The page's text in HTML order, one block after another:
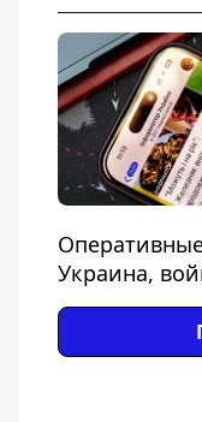
Украина,